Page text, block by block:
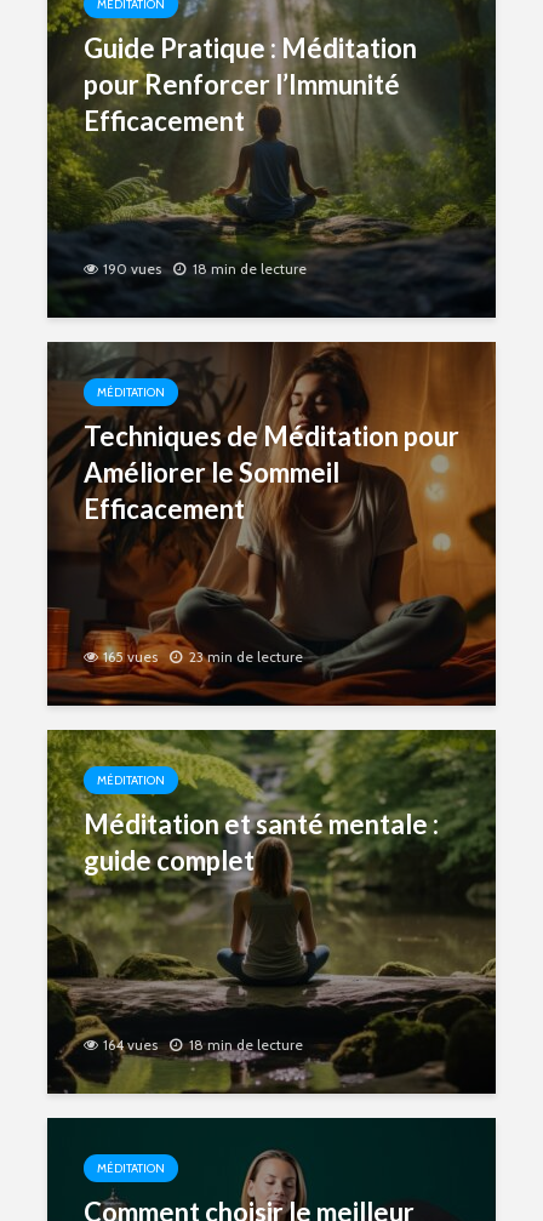
MÉDITATION
Guide Pratique : Méditation
pour Renforcer l’Immunité
Efficacement
190 vues 18 min de lecture
MÉDITATION
Techniques de Méditation pour
Améliorer le Sommeil
Efficacement
165 vues 23 min de lecture
MÉDITATION
Méditation et santé mentale :
guide complet
164 vues 18 min de lecture
MÉDITATION
Comment choisir le meilleur